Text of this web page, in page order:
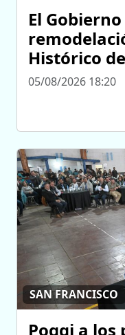
El
Histórico
05/08/2026 18:20
SAN FRANCISCO
Poggi a